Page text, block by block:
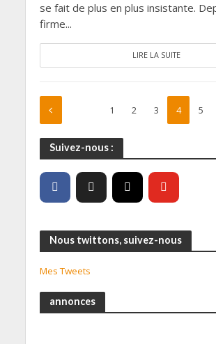
se fait de plus en plus insistante.
firme...
LIRE LA SUITE
1 2 3 4 5
Suivez-nous :
Nous twittons, suivez-nous
Mes Tweets
annonces